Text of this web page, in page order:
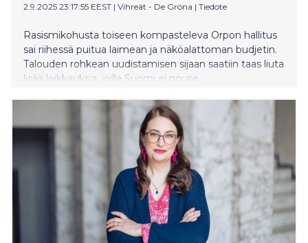
2.9.2025 23:17:55 EEST | Vihreät - De Gröna | Tiedote
Rasismikohusta toiseen kompasteleva Orpon hallitus
sai riihessä puitua laimean ja näköalattoman budjetin.
Talouden rohkean uudistamisen sijaan saatiin taas liuta
lisää leikkauksia, joilla Suomi ei nouse.